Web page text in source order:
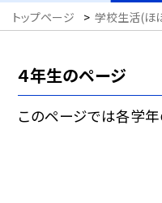
トップページ > 学校生活(ほ
４年生のページ
このページでは各学年